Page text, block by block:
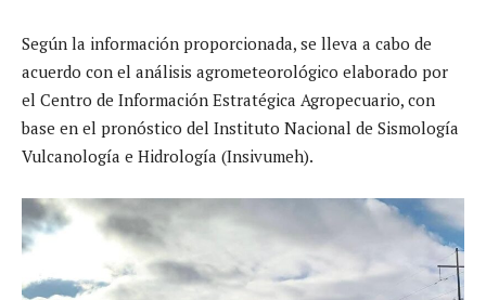
Según la información proporcionada, se lleva a cabo de
acuerdo con el análisis agrometeorológico elaborado por
el Centro de Información Estratégica Agropecuario, con
base en el pronóstico del Instituto Nacional de Sismología
Vulcanología e Hidrología (Insivumeh).